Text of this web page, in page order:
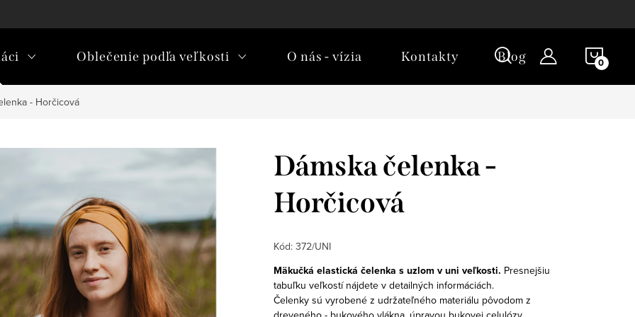
Oblečenie podľa veľkosti O nás - vízia Kontakty Blog
- Horčicová
Dámska čelenka -
Horčicová
Kód: 372/UNI
Mäkučká elastická čelenka s uzlom v uni veľkosti. Presnejšiu
tabuľku veľkostí nájdete v detailných informáciách.
Čelenky sú vyrobené z udržateľného materiálu pôvodom z